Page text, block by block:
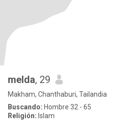
melda, 29
Makham, Chanthaburi, Tailandia
Buscando: Hombre 32 - 65
Religión: Islam